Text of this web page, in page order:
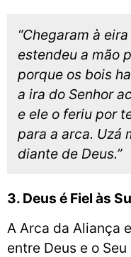
“Chegaram à
estendeu a mão
porque os bois
a ira do Senhor
e ele o feriu por
para a arca. Uzá
diante de Deus.”
3. Deus é Fiel às
A Arca da Aliança
entre Deus e o